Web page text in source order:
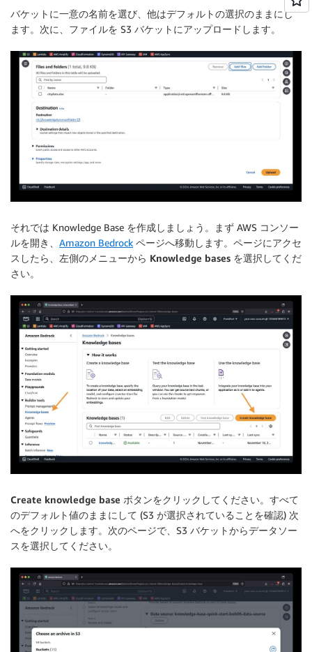
バケットに一意の名前を選び、他はデフォルトの選択のままにし
ます。次に、ファイルを S3 バケットにアップロードします。
それでは Knowledge Base を作成しましょう。まず AWS コンソー
ルを開き、 Amazon Bedrock ページへ移動します。ページにアクセ
スしたら、左側のメニューから Knowledge bases を選択してくだ
さい。
Create knowledge base ボタンをクリックしてください。すべて
のデフォルト値のままにして (S3 が選択されていることを確認) 次
へをクリックします。次のページで、S3 バケットからデータソー
スを選択してください。